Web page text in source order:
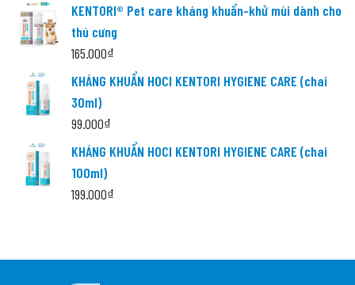
KENTORI® Pet care kháng khuẩn-khử mùi dành cho
thú cưng
165.000₫
KHÁNG KHUẨN HOCl KENTORI HYGIENE CARE (chai
30ml)
99.000₫
KHÁNG KHUẨN HOCl KENTORI HYGIENE CARE (chai
100ml)
199.000₫